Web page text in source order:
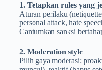
1. Tetapkan rules yang
Aturan perilaku
personal attack, hate
Cantumkan sanksi
2. Moderation style
Pilih gaya moderasi: